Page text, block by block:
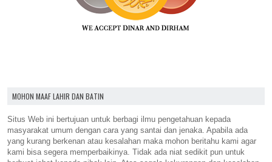
MOHON MAAF LAHIR DAN BATIN
Situs Web ini bertujuan untuk berbagi ilmu pengetahuan kepada
masyarakat umum dengan cara yang santai dan jenaka. Apabila ada
yang kurang berkenan atau kesalahan maka mohon beritahu kami agar
kami bisa segera memperbaikinya. Tidak ada niat sedikit pun untuk